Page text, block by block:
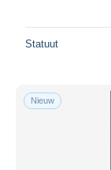
Statuut
Nieuw